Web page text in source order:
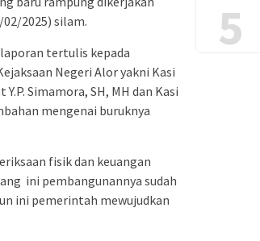
2025) silam.
tertulis kepada
Negeri Alor yakni Kasi
Simamora, SH, MH dan Kasi
mengenai buruknya
fisik dan keuangan
ini pembangunannya sudah
ini pemerintah mewujudkan
5